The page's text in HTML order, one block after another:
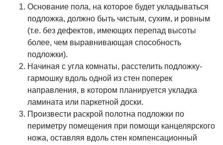
Основание пола, на которое будет укладываться
подложка, должно быть чистым, сухим, и ровным
(т.е. без дефектов, имеющих перепад высоты
более, чем выравнивающая способность
подложки).
Начиная с угла комнаты, расстелить подложку-
гармошку вдоль одной из стен поперек
направления, в котором планируется укладка
ламината или паркетной доски.
Произвести раскрой полотна подложки по
периметру помещения при помощи канцелярского
ножа, оставляя вдоль стен компенсационный